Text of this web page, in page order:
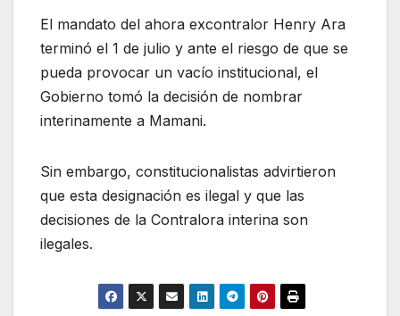
El mandato del ahora excontralor Henry Ara
terminó el 1 de julio y ante el riesgo de que se
pueda provocar un vacío institucional, el
Gobierno tomó la decisión de nombrar
interinamente a Mamani.
Sin embargo, constitucionalistas advirtieron
que esta designación es ilegal y que las
decisiones de la Contralora interina son
ilegales.